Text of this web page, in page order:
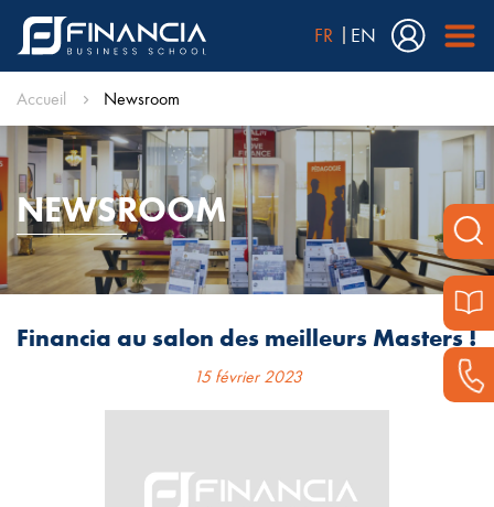
FR EN
Accueil Newsroom
NEWSROOM
Financia au salon des meilleurs Masters !
15 février 2023